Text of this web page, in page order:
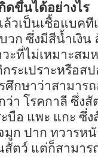
ดขึ้นได้อย่างไร
วเป็นเชื้อแบค
วก ซึ่งมีสีน้ำเงิ
ะที่ไม่เหมาะส
กระเปราะหรือ
กษาว่าสามาร
ว่า โรคกาลี ซึ่ง
บือ แพะ แกะ ซึ่
ก ปาก ทวารห
สัตว์ แต่ก็สามา